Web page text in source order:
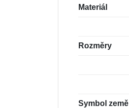
Materiál
Rozměry
Symbol země